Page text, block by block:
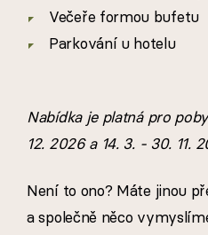
Večeře formou bufetu
Parkování u hotelu
Nabídka je platná pro
12. 2026 a 14. 3. - 30. 11.
Není to ono? Máte jinou
a společně něco